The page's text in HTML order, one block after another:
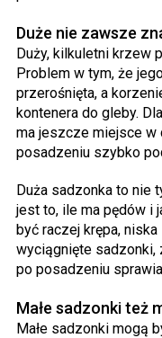
Duże nie zawsze
Duży, kilkuletni krzew
Problem w tym, że
przerośnięta, a
kontenera do gleby.
ma jeszcze miejsce w
posadzeniu szybko
Duża sadzonka to nie
jest to, ile ma pędów i
być raczej krępa,
wyciągnięte sadzonki,
po posadzeniu
Małe sadzonki też
Małe sadzonki mogą